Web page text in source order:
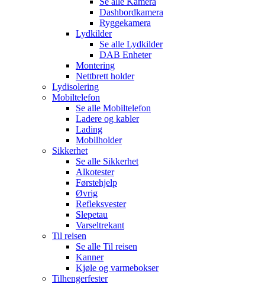
Dashbordkamera
Ryggekamera
Lydkilder
Se alle Lydkilder
DAB Enheter
Montering
Nettbrett holder
Lydisolering
Mobiltelefon
Se alle Mobiltelefon
Ladere og kabler
Lading
Mobilholder
Sikkerhet
Se alle Sikkerhet
Alkotester
Førstehjelp
Øvrig
Refleksvester
Slepetau
Varseltrekant
Til reisen
Se alle Til reisen
Kanner
Kjøle og varmebokser
Tilhengerfester